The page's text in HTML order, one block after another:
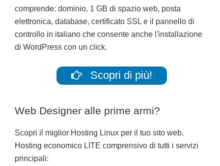
comprende: dominio, 1 GB di spazio web, posta
elettronica, database, certificato SSL e il pannello di
controllo in italiano che consente anche l'installazione
di WordPress con un click.
Scopri di più!
Web Designer alle prime armi?
Scopri il miglior Hosting Linux per il tuo sito web.
Hosting economico LITE comprensivo di tutti i servizi
principali: